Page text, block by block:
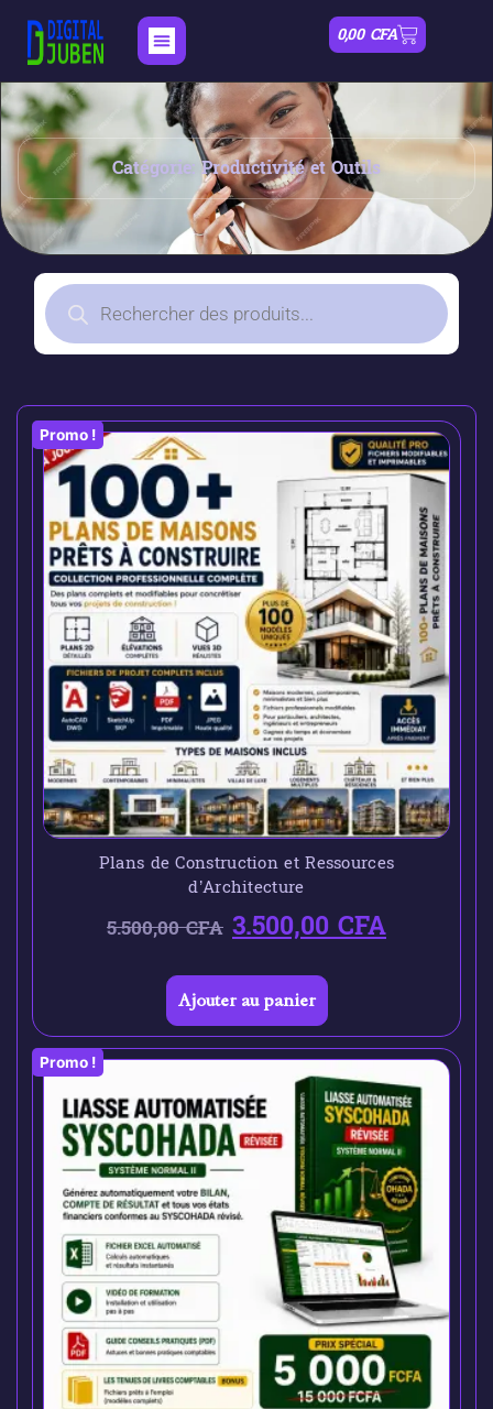
0,00 CFA
Catégorie: Productivité et Outils
Promo !
Plans de Construction et Ressources
d’Architecture
5.500,00CFA 3.500,00CFA
Ajouter au panier
Promo !